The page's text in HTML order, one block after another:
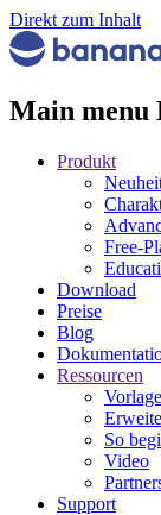
Direkt zum Inhalt
Main menu
Produkt
Free-
Download
Preise
Blog
Ressourcen
So
Video
Support